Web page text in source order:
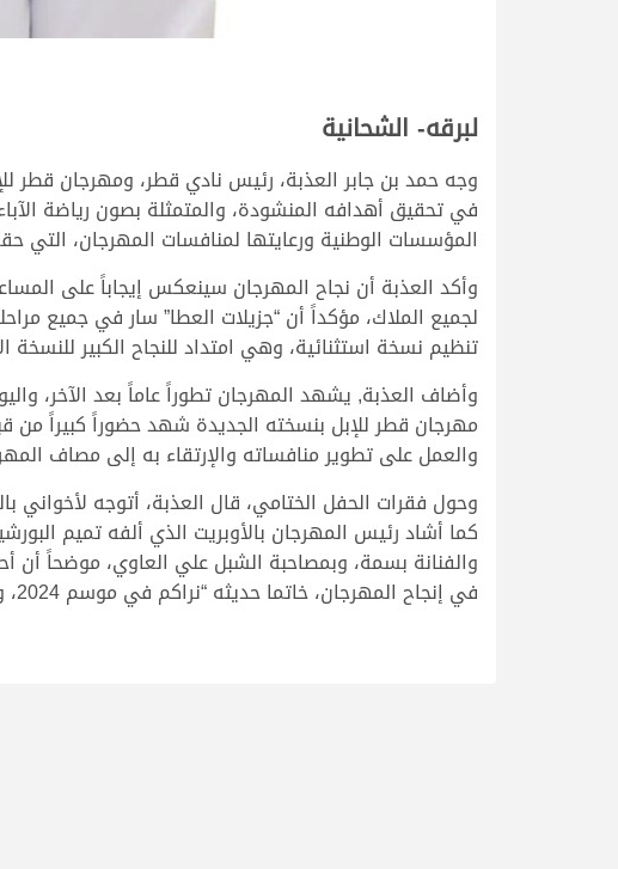
لبرقه- الشحانية
وجه حمد بن جابر العذبة، رئيس نادي قطر، ومهرجان قطر
في تحقيق أهدافه المنشودة، والمتمثلة بصون رياضة
المؤسسات الوطنية ورعايتها لمنافسات المهرجان، التي
وأكد العذبة أن نجاح المهرجان سينعكس إيجاباً على
لجميع الملاك، مؤكداً أن “جزيلات العطا” سار في جميع
تنظيم نسخة استثنائية، وهي امتداد للنجاح الكبير
وأضاف العذبة, يشهد المهرجان تطوراً عاماً بعد الآخر،
مهرجان قطر للإبل بنسخته الجديدة شهد حضوراً كبيراً من
والعمل على تطوير منافساته والإرتقاء به إلى مصاف
وحول فقرات الحفل الختامي، قال العذبة، أتوجه
كما أشاد رئيس المهرجان بالأوبريت الذي ألفه تميم
والفنانة بسمة، وبمصاحبة الشبل علي العاوي، موضحاً
في إنجاح المهرجان، خاتما حديثه “نراكم في موسم 2024، ونعدكم بتقديم نسخة أكثر تميزاً بدعم وتعاون الجميع.”